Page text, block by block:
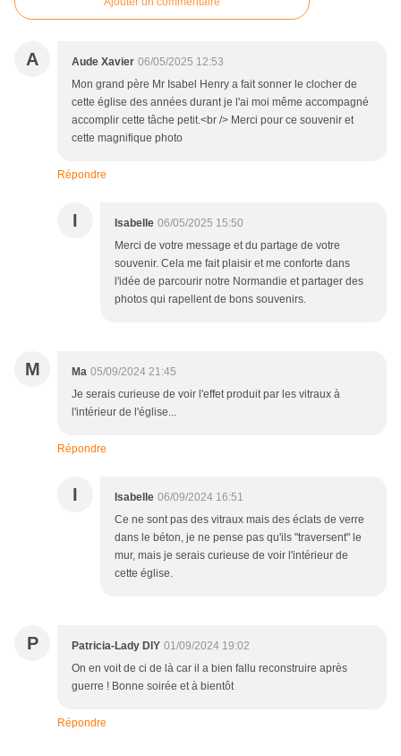
A Aude Xavier 06/05/2025 12:53
Mon grand père Mr Isabel Henry a fait sonner le clocher de
cette église des années durant je l'ai moi même accompagné
accomplir cette tâche petit.<br /> Merci pour ce souvenir et
cette magnifique photo
Répondre
I Isabelle 06/05/2025 15:50
Merci de votre message et du partage de votre
souvenir. Cela me fait plaisir et me conforte dans
l'idée de parcourir notre Normandie et partager des
photos qui rapellent de bons souvenirs.
M Ma 05/09/2024 21:45
Je serais curieuse de voir l'effet produit par les vitraux à
l'intérieur de l'église...
Répondre
I Isabelle 06/09/2024 16:51
Ce ne sont pas des vitraux mais des éclats de verre
dans le béton, je ne pense pas qu'ils "traversent" le
mur, mais je serais curieuse de voir l'intérieur de
cette église.
P Patricia-Lady DIY 01/09/2024 19:02
On en voit de ci de là car il a bien fallu reconstruire après
guerre ! Bonne soirée et à bientôt
Répondre